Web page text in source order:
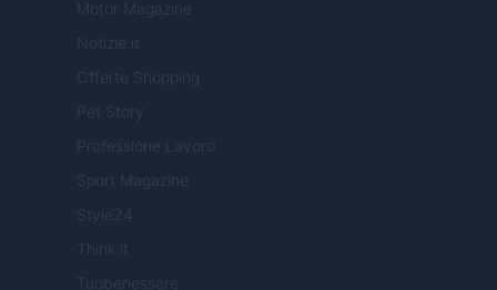
Motor Magazine
Notizie.it
Offerte Shopping
Pet Story
Professione Lavoro
Sport Magazine
Style24
Think.it
Tuobenessere